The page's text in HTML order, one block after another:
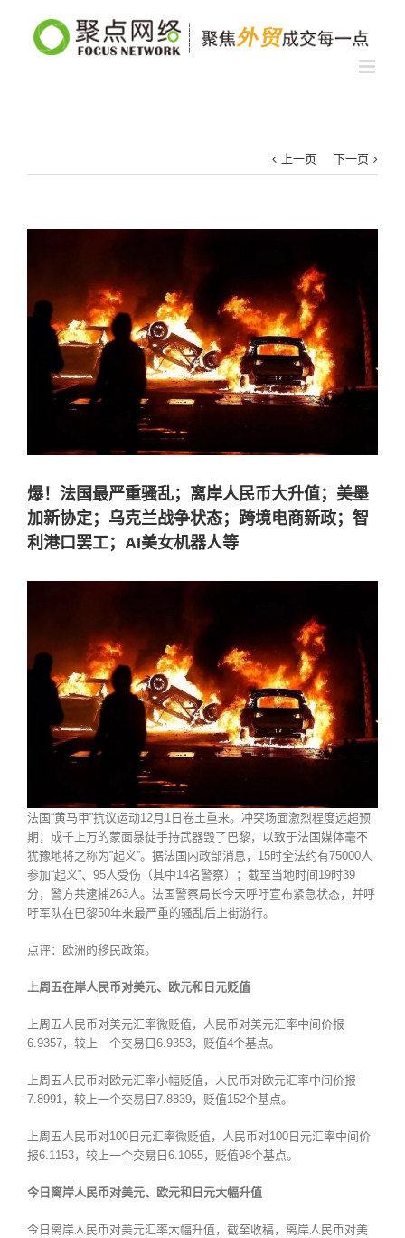
上一页 下一页
爆！法国最严重骚乱；离岸人民币大升值；美墨
加新协定；乌克兰战争状态；跨境电商新政；智
利港口罢工；AI美女机器人等
法国“黄马甲”抗议运动12月1日卷土重来。冲突场面激烈程度远超预
期，成千上万的蒙面暴徒手持武器毁了巴黎，以致于法国媒体毫不
犹豫地将之称为”起义”。据法国内政部消息，15时全法约有75000人
参加“起义”、95人受伤（其中14名警察）；截至当地时间19时39
分，警方共逮捕263人。法国警察局长今天呼吁宣布紧急状态，并呼
吁军队在巴黎50年来最严重的骚乱后上街游行。
点评：欧洲的移民政策。
上周五在岸人民币对美元、欧元和日元贬值
上周五人民币对美元汇率微贬值，人民币对美元汇率中间价报
6.9357，较上一个交易日6.9353，贬值4个基点。
上周五人民币对欧元汇率小幅贬值，人民币对欧元汇率中间价报
7.8991，较上一个交易日7.8839，贬值152个基点。
上周五人民币对100日元汇率微贬值，人民币对100日元汇率中间价
报6.1153，较上一个交易日6.1055，贬值98个基点。
今日 离岸人民币对美元、欧元和日元大幅升值
今日离岸人民币对美元汇率大幅升值，截至收稿，离岸人民币对美